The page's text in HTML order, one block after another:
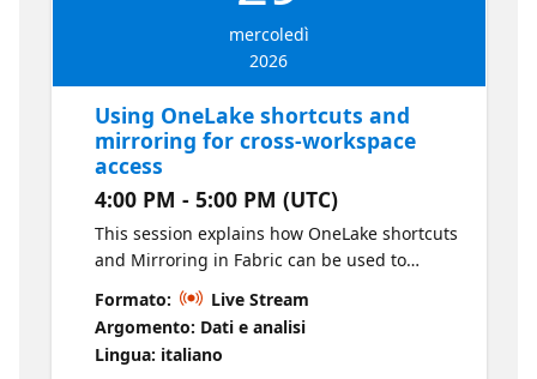
catalog, find the right assets faster and
improve trust and. governance over time
mercoledì
2026
Using OneLake shortcuts and
mirroring for cross-workspace
access
4:00 PM - 5:00 PM (UTC)
This session explains how OneLake shortcuts
and Mirroring in Fabric can be used to
connect and share data across workspaces
without making extra copies, and what that
means for access control. It covers what
shortcuts are, how access is evaluated across
Formato:
Live Stream
Argomento: Dati e analisi
Lingua: italiano